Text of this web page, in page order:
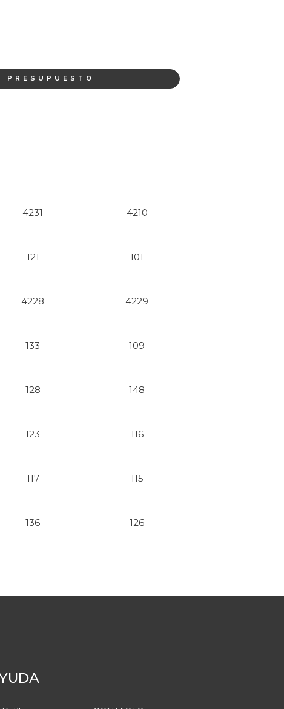
PRESUPUESTO
4231 4210
121 101
4228 4229
133 109
128 148
123 116
117 115
136 126